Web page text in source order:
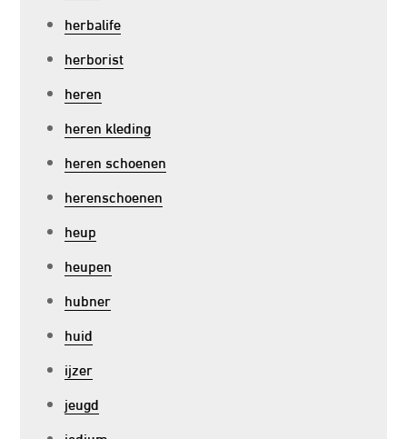
herbalife
herborist
heren
heren kleding
heren schoenen
herenschoenen
heup
heupen
hubner
huid
ijzer
jeugd